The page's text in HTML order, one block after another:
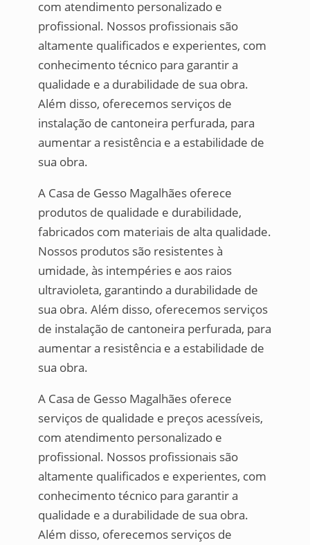
com atendimento personalizado e
profissional. Nossos profissionais são
altamente qualificados e experientes, com
conhecimento técnico para garantir a
qualidade e a durabilidade de sua obra.
Além disso, oferecemos serviços de
instalação de cantoneira perfurada, para
aumentar a resistência e a estabilidade de
sua obra.
A Casa de Gesso Magalhães oferece
produtos de qualidade e durabilidade,
fabricados com materiais de alta qualidade.
Nossos produtos são resistentes à
umidade, às intempéries e aos raios
ultravioleta, garantindo a durabilidade de
sua obra. Além disso, oferecemos serviços
de instalação de cantoneira perfurada, para
aumentar a resistência e a estabilidade de
sua obra.
A Casa de Gesso Magalhães oferece
serviços de qualidade e preços acessíveis,
com atendimento personalizado e
profissional. Nossos profissionais são
altamente qualificados e experientes, com
conhecimento técnico para garantir a
qualidade e a durabilidade de sua obra.
Além disso, oferecemos serviços de